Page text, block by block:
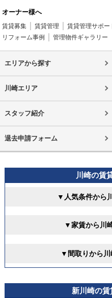
オーナー様へ
賃貸募集 賃貸管理 賃貸管理サポー
リフォーム事例
管理物件ギャラリー
エリアから探す
川崎エリア
スタッフ紹介
退去申請フォーム
川崎の賃
▼人気条件から
▼家賃から川
▼間取りから
新川崎の